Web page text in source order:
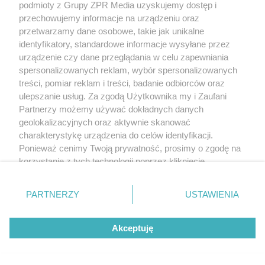
(w tym także elektroniczny lub mechaniczny) na jakimkolwiek polu
eksploatacji w jakiejkolwiek formie, włącznie z umieszczaniem w
Internecie bez pisemnej zgody właściciela praw. Jakiekolwiek użycie
lub wykorzystanie utworów w całości lub w części z naruszeniem
prawa, tzn. bez właściwej zgody, jest zabronione pod groźbą kary i
może być ścigane prawnie.
O nas
Informacje prawne
Nasze serwisy
podmioty z Grupy ZPR Media uzyskujemy dostęp i
przechowujemy informacje na urządzeniu oraz
przetwarzamy dane osobowe, takie jak unikalne
identyfikatory, standardowe informacje wysyłane przez
urządzenie czy dane przeglądania w celu zapewniania
spersonalizowanych reklam, wybór spersonalizowanych
treści, pomiar reklam i treści, badanie odbiorców oraz
ulepszanie usług. Za zgodą Użytkownika my i Zaufani
Partnerzy możemy używać dokładnych danych
geolokalizacyjnych oraz aktywnie skanować
charakterystykę urządzenia do celów identyfikacji.
Ponieważ cenimy Twoją prywatność, prosimy o zgodę na
korzystanie z tych technologii poprzez kliknięcie
zmienić/wycofać klikając przycisk ustawień prywatności
znajdujący się w lewym dolnym rogu strony
rodzaje przetwarzania danych nie wymagają zgody
użytkownika, ale masz prawo sprzeciwić się takiemu
przetwarzaniu. Preferencje będą miały zastosowanie tylko
PARTNERZY USTAWIENIA
Akceptuję